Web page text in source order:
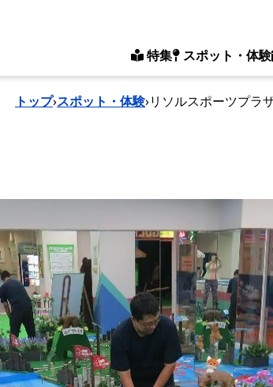
特集 スポット・体験
トップ›スポット・体験›リソルスポーツプラ